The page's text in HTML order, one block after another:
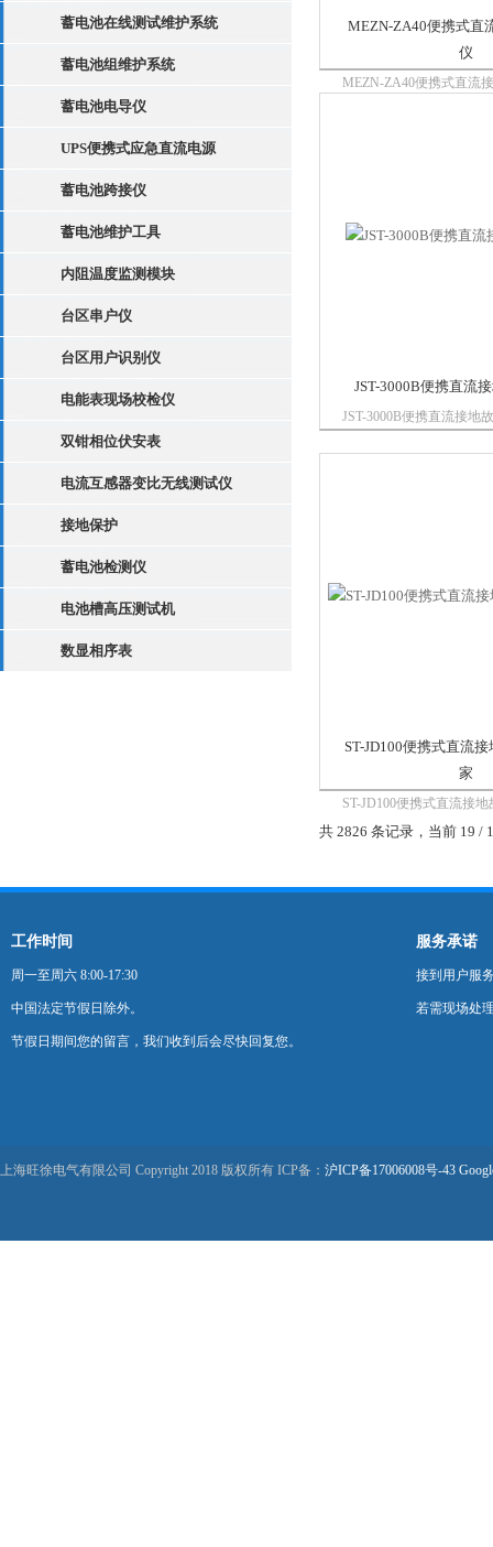
蓄电池在线测试维护系统
蓄电池组维护系统
蓄电池电导仪
UPS便携式应急直流电源
蓄电池跨接仪
蓄电池维护工具
内阻温度监测模块
台区串户仪
台区用户识别仪
电能表现场校检仪
双钳相位伏安表
电流互感器变比无线测试仪
接地保护
蓄电池检测仪
电池槽高压测试机
数显相序表
MEZN-ZA40便携式直
仪
MEZN-ZA40便携式直流
JST-3000B便携直流
JST-3000B便携直流接地
ST-JD100便携式直流
家
ST-JD100便携式直流接
一种易发生且对电力系统
系统再有一点接地或绝缘
共 2826 条记录，当前 19 /
工作时间
周一至周六 8:00-17:30
中国法定节假日除外。
节假日期间您的留言，我们收到后会尽快回复您。
服务承诺
接到用户服
若需现场处
上海旺徐电气有限公司 Copyright 2018 版权所有 ICP备： 沪ICP备17006008号-43